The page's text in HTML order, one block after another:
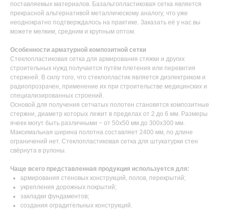
поставляемых материалов. Базальтопластиковая сетка является
прекрасной альтернативой металлическому аналогу, что уже
неоднократно подтверждалось на практике. Заказать её у нас вы
можете мелким, средним и крупным оптом.
Особенности арматурной композитной сетки
Стеклопластиковая сетка для армирования стяжки и других
строительных нужд получается путём плетения или перевития
стержней. В силу того, что стеклопластик является диэлектриком и
радиопрозрачен, применение их при строительстве медицинских и
специализированных строений.
Основой для получения сетчатых полотен становятся композитные
стержни, диаметр которых лежит в пределах от 2 до 6 мм. Размеры
ячеек могут быть различными − от 50х50 мм до 300х300 мм.
Максимальная ширина полотна составляет 2400 мм, по длине
ограничений нет. Стеклопластиковая сетка для штукатурки стен
свёрнута в рулоны.
Чаще всего представленная продукция используется для:
армирования стеновых конструкций, полов, перекрытий;
укрепления дорожных покрытий;
закладки фундаментов;
создания оградительных конструкций.